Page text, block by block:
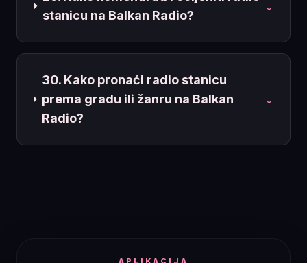
stanicu na Balkan Radio?
⌄
30. Kako pronaći radio stanicu
prema gradu ili žanru na Balkan
Radio?
⌄
APLIKACIJA